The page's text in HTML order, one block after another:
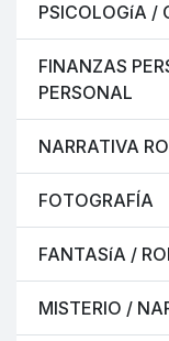
PSICOLOGíA /
FINANZAS
PERSONAL
NARRATIVA
FOTOGRAFÍA
FANTASíA /
MISTERIO /